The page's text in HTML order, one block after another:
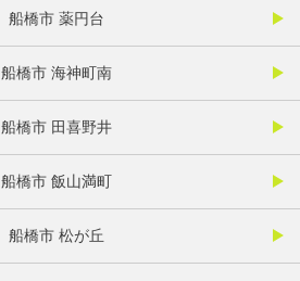
船橋市 薬円台
船橋市 海神町南
船橋市 田喜野井
船橋市 飯山満町
船橋市 松が丘